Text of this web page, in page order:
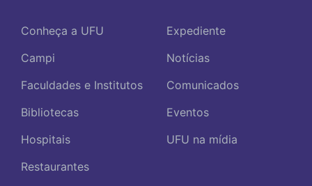
Conheça a UFU
Campi
Faculdades e Institutos
Bibliotecas
Hospitais
Restaurantes
Expediente
Notícias
Comunicados
Eventos
UFU na mídia